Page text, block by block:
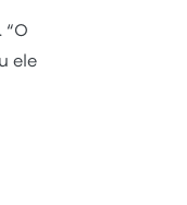
ele